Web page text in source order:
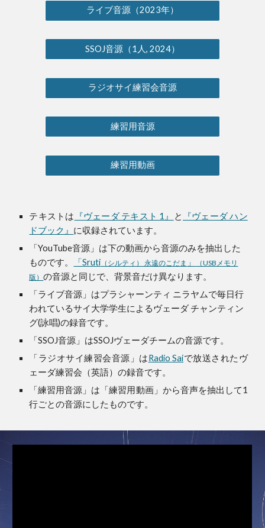
ライブ音源（2023年）
SSOJ音源（1人, 2024）
ラジオサイ練習会音源
練習用音源
練習用動画
テキストは 『ヴェーダ テキスト 1』 と
『ヴェーダ ハン
ドブック』 に収録されています。
「YouTube音源」は下の動画から音源のみを抽出した
ものです。
「Sruti （シルティ） 永遠のこだま 」
（USBメモリ
版）の音源と同じで、背景音だけ異なります。
「ライブ音源」はプラシャーンティ ニラヤムで毎日行
われているサイ大学学生によるヴェーダ チャンティン
グ(詠唱)の録音です。
「SSOJ音源」はSSOJヴェーダチームの音源です。
「ラジオサイ練習会音源」はRadio Saiで放送されたヴ
ェーダ練習会（英語）の録音です。
「練習用音源」は「練習用動画」から音声を抽出して1
行ごとの音源にしたものです。